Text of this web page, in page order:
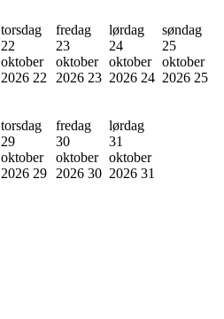
torsdag
22
oktober
2026 22
fredag
23
oktober
2026 23
lørdag
24
oktober
2026 24
søndag
25
oktober
2026 25
torsdag
29
oktober
2026 29
fredag
30
oktober
2026 30
lørdag
31
oktober
2026 31